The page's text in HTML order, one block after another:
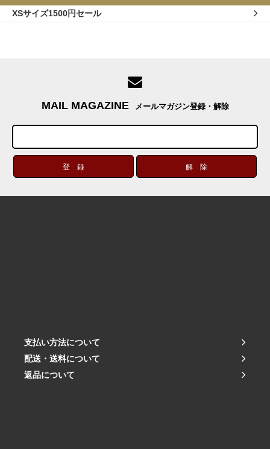
XSサイズ1500円セール
MAIL MAGAZINE メールマガジン登録・解除
支払い方法について
配送・送料について
返品について